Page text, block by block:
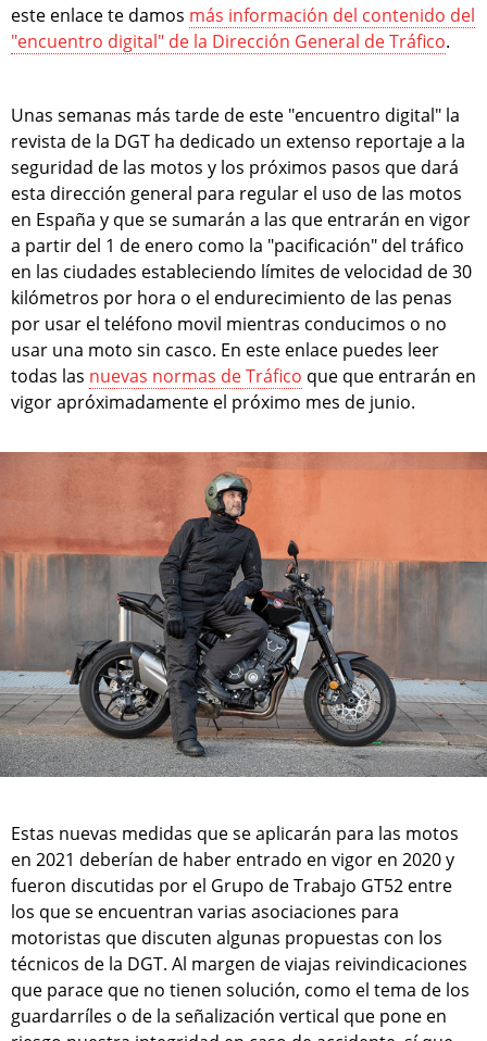
este enlace te damos más información del contenido del
"encuentro digital" de la Dirección General de Tráfico.
Unas semanas más tarde de este "encuentro digital" la
revista de la DGT ha dedicado un extenso reportaje a la
seguridad de las motos y los próximos pasos que dará
esta dirección general para regular el uso de las motos
en España y que se sumarán a las que entrarán en vigor
a partir del 1 de enero como la "pacificación" del tráfico
en las ciudades estableciendo límites de velocidad de 30
kilómetros por hora o el endurecimiento de las penas
por usar el teléfono movil mientras conducimos o no
usar una moto sin casco. En este enlace puedes leer
todas las nuevas normas de Tráfico que que entrarán en
vigor apróximadamente el próximo mes de junio.
Estas nuevas medidas que se aplicarán para las motos
en 2021 deberían de haber entrado en vigor en 2020 y
fueron discutidas por el Grupo de Trabajo GT52 entre
los que se encuentran varias asociaciones para
motoristas que discuten algunas propuestas con los
técnicos de la DGT. Al margen de viajas reivindicaciones
que parace que no tienen solución, como el tema de los
guardarríles o de la señalización vertical que pone en